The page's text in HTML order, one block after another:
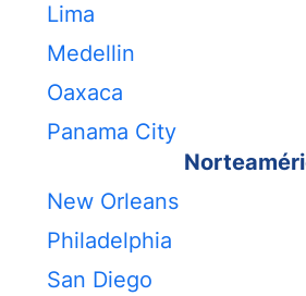
Lima
Medellin
Oaxaca
Panama City
New Orleans
Philadelphia
San Diego